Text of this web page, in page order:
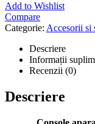
Add to Wishlist
Compare
Categorie: Accesorii si
Descriere
Informații
Recenzii (0)
Descriere